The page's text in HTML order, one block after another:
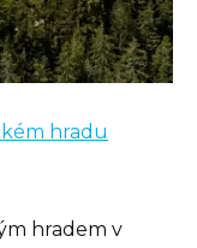
hradu
hradem v